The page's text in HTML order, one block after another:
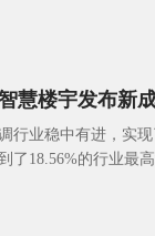
慧楼宇发布新
行业稳中有进，实
了18.56%的行业最